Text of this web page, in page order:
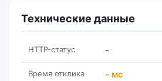
Технические данные
HTTP-статус -
Время отклика - мс